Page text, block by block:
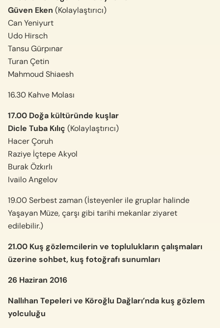
Güven Eken (Kolaylaştırıcı)
Can Yeniyurt
Udo Hirsch
Tansu Gürpınar
Turan Çetin
Mahmoud Shiaesh
16.30 Kahve Molası
17.00 Doğa kültüründe kuşlar
Dicle Tuba Kılıç (Kolaylaştırıcı)
Hacer Çoruh
Raziye İçtepe Akyol
Burak Özkırlı
Ivailo Angelov
19.00 Serbest zaman (İsteyenler ile gruplar halinde
Yaşayan Müze, çarşı gibi tarihi mekanlar ziyaret
edilebilir.)
21.00 Kuş gözlemcilerin ve toplulukların çalışmaları
üzerine sohbet, kuş fotoğrafı sunumları
26 Haziran 2016
Nallıhan Tepeleri ve Köroğlu Dağları’nda kuş gözlem
yolculuğu